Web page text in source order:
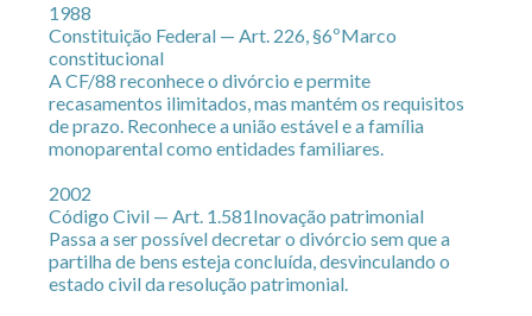
1988
Constituição Federal — Art. 226, §6ºMarco
constitucional
A CF/88 reconhece o divórcio e permite
recasamentos ilimitados, mas mantém os requisitos
de prazo. Reconhece a união estável e a família
monoparental como entidades familiares.
2002
Código Civil — Art. 1.581Inovação patrimonial
Passa a ser possível decretar o divórcio sem que a
partilha de bens esteja concluída, desvinculando o
estado civil da resolução patrimonial.